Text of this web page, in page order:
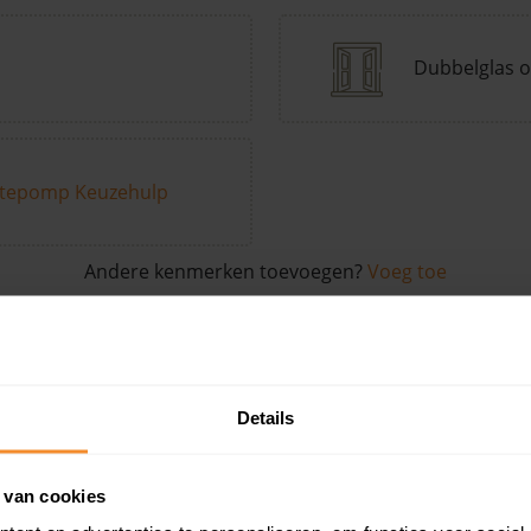
Details
cookies
Dubbelglas
Keuzehulp
Andere kenmerken toevoegen? Voeg toe
de buurt